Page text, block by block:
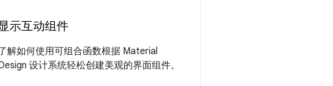
示互动组件
解如何使用可组合函数根据 Material
设计系统轻松创建美观的界面组件。